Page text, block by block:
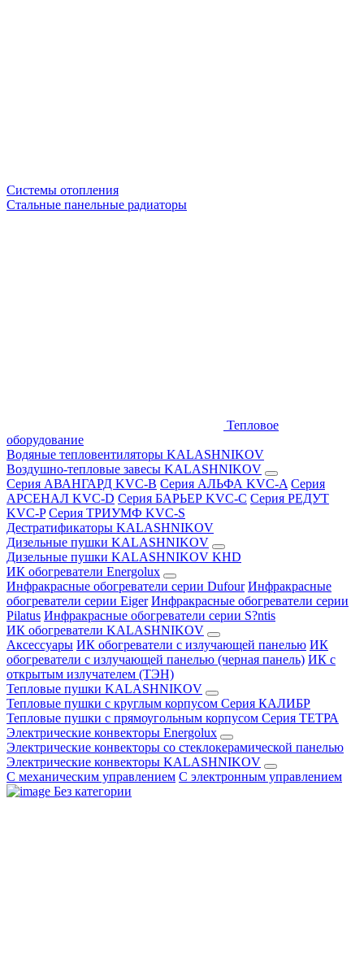
Системы отопления
Стальные панельные радиаторы
Тепловое
оборудование
Водяные тепловентиляторы KALASHNIKOV
Воздушно-тепловые завесы KALASHNIKOV
Серия АВАНГАРД KVC-B Серия АЛЬФА KVC-A Серия
АРСЕНАЛ KVC-D Серия БАРЬЕР KVC-C Серия РЕДУТ
KVC-P Серия ТРИУМФ KVC-S
Дестратификаторы KALASHNIKOV
Дизельные пушки KALASHNIKOV
Дизельные пушки KALASHNIKOV KHD
ИК обогреватели Energolux
Инфракрасные обогреватели серии Dufour Инфракрасные
обогреватели серии Eiger Инфракрасные обогреватели серии
Pilatus Инфракрасные обогреватели серии S?ntis
ИК обогреватели KALASHNIKOV
Аксессуары ИК обогреватели с излучающей панелью ИК
обогреватели с излучающей панелью (черная панель) ИК с
открытым излучателем (ТЭН)
Тепловые пушки KALASHNIKOV
Тепловые пушки с круглым корпусом Серия КАЛИБР
Тепловые пушки с прямоугольным корпусом Серия ТЕТРА
Электрические конвекторы Energolux
Электрические конвекторы со стеклокерамической панелью
Электрические конвекторы KALASHNIKOV
С механическим управлением С электронным управлением
Без категории